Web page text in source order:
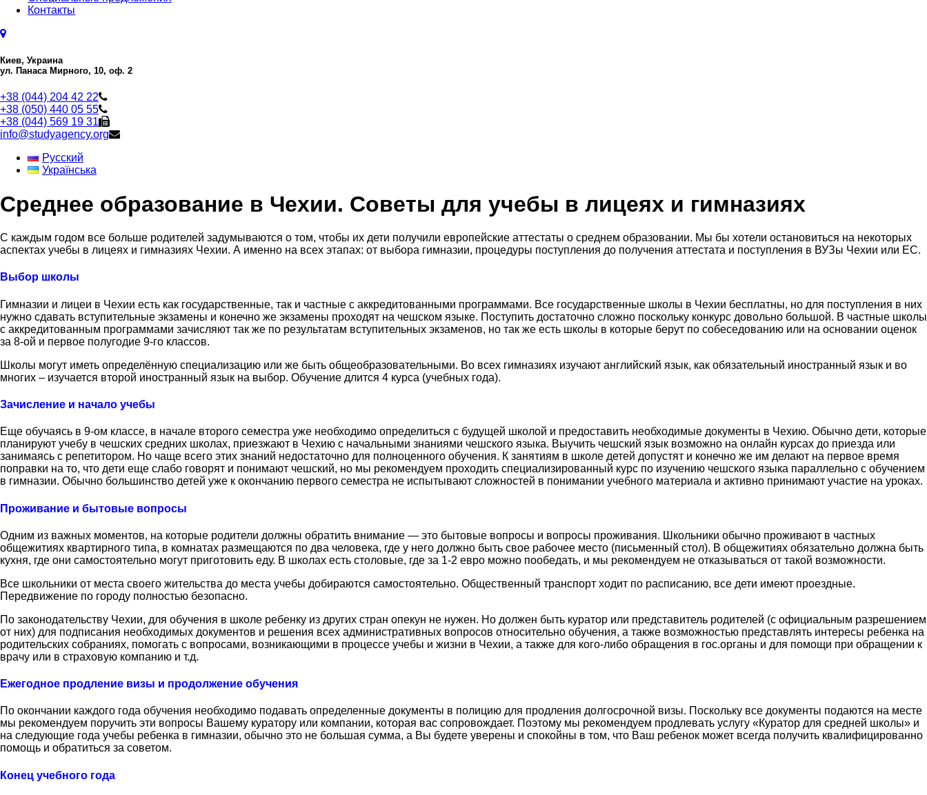
Контакты
Киев, Украина
ул. Панаса Мирного, 10, оф. 2
+38 (044) 204 42 22
+38 (050) 440 05 55
+38 (044) 569 19 31
info@studyagency.org
Русский
Українська
Среднее образование в Чехии. Советы для учебы в лицеях и гимназиях
С каждым годом все больше родителей задумываются о том, чтобы их дети получили европейские аттестаты о среднем образовании. Мы бы хотели остановиться на некоторых
аспектах учебы в лицеях и гимназиях Чехии. А именно на всех этапах: от выбора гимназии, процедуры поступления до получения аттестата и поступления в ВУЗы Чехии или ЕС.
Выбор школы
Гимназии и лицеи в Чехии есть как государственные, так и частные с аккредитованными программами. Все государственные школы в Чехии бесплатны, но для поступления в них
нужно сдавать вступительные экзамены и конечно же экзамены проходят на чешском языке. Поступить достаточно сложно поскольку конкурс довольно большой. В частные школы
с аккредитованным программами зачисляют так же по результатам вступительных экзаменов, но так же есть школы в которые берут по собеседованию или на основании оценок
за 8-ой и первое полугодие 9-го классов.
Школы могут иметь определённую специализацию или же быть общеобразовательными. Во всех гимназиях изучают английский язык, как обязательный иностранный язык и во
многих – изучается второй иностранный язык на выбор. Обучение длится 4 курса (учебных года).
Зачисление и начало учебы
Еще обучаясь в 9-ом классе, в начале второго семестра уже необходимо определиться с будущей школой и предоставить необходимые документы в Чехию. Обычно дети, которые
планируют учебу в чешских средних школах, приезжают в Чехию с начальными знаниями чешского языка. Выучить чешский язык возможно на онлайн курсах до приезда или
занимаясь с репетитором. Но чаще всего этих знаний недостаточно для полноценного обучения. К занятиям в школе детей допустят и конечно же им делают на первое время
поправки на то, что дети еще слабо говорят и понимают чешский, но мы рекомендуем проходить специализированный курс по изучению чешского языка параллельно с обучением
в гимназии. Обычно большинство детей уже к окончанию первого семестра не испытывают сложностей в понимании учебного материала и активно принимают участие на уроках.
Проживание и бытовые вопросы
Одним из важных моментов, на которые родители должны обратить внимание — это бытовые вопросы и вопросы проживания. Школьники обычно проживают в частных
общежитиях квартирного типа, в комнатах размещаются по два человека, где у него должно быть свое рабочее место (письменный стол). В общежитиях обязательно должна быть
кухня, где они самостоятельно могут приготовить еду. В школах есть столовые, где за 1-2 евро можно пообедать, и мы рекомендуем не отказываться от такой возможности.
Все школьники от места своего жительства до места учебы добираются самостоятельно. Общественный транспорт ходит по расписанию, все дети имеют проездные.
Передвижение по городу полностью безопасно.
По законодательству Чехии, для обучения в школе ребенку из других стран опекун не нужен. Но должен быть куратор или представитель родителей (с официальным разрешением
от них) для подписания необходимых документов и решения всех административных вопросов относительно обучения, а также возможностью представлять интересы ребенка на
родительских собраниях, помогать с вопросами, возникающими в процессе учебы и жизни в Чехии, а также для кого-либо обращения в гос.органы и для помощи при обращении к
врачу или в страховую компанию и т.д.
Ежегодное продление визы и продолжение обучения
По окончании каждого года обучения необходимо подавать определенные документы в полицию для продления долгосрочной визы. Поскольку все документы подаются на месте
мы рекомендуем поручить эти вопросы Вашему куратору или компании, которая вас сопровождает. Поэтому мы рекомендуем продлевать услугу «Куратор для средней школы» и
на следующие года учебы ребенка в гимназии, обычно это не большая сумма, а Вы будете уверены и спокойны в том, что Ваш ребенок может всегда получить квалифицированно
помощь и обратиться за советом.
Конец учебного года